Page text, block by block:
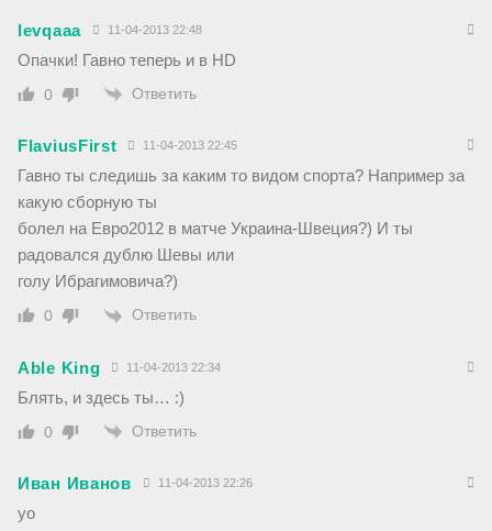
levqaaa 11-04-2013 22:48
Опачки! Гавно теперь и в HD
0 Ответить
FlaviusFirst 11-04-2013 22:45
Гавно ты следишь за каким то видом спорта? Например за
какую сборную ты
болел на Евро2012 в матче Украина-Швеция?) И ты
радовался дублю Шевы или
голу Ибрагимовича?)
0 Ответить
Able King 11-04-2013 22:34
Блять, и здесь ты… :)
0 Ответить
Иван Иванов 11-04-2013 22:26
yo